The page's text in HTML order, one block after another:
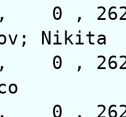
0 ,
Nikita
,
0